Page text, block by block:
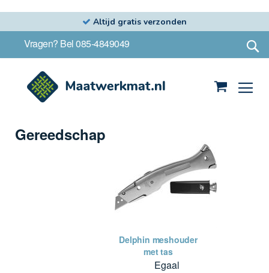
Altijd gratis verzonden
Vragen? Bel 085-4849049
Gereedschap
Delphin meshouder
met tas
Egaal